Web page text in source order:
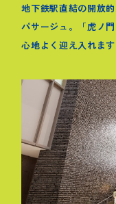
地下鉄駅直結の開放
パサージュ。
「虎ノ
心地よく迎え入れます